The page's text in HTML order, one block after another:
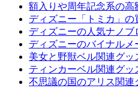
額入りや周年記念系の
ディズニー「トミカ」
ディズニーの人気ナノ
ディズニーのバイナル
美女と野獣ベル関連グ
ティンカーベル関連グ
不思議の国のアリス関